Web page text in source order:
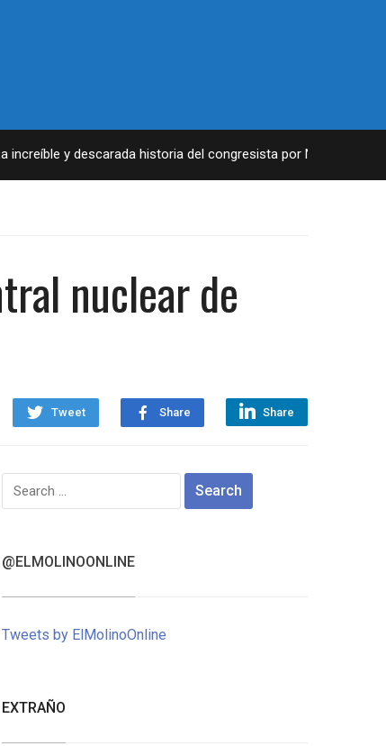
y descarada historia del congresista por NY George Santos
nuclear de
Tweet Share Share
Search
for:
@ELMOLINOONLINE
Tweets by ElMolinoOnline
EXTRAÑO